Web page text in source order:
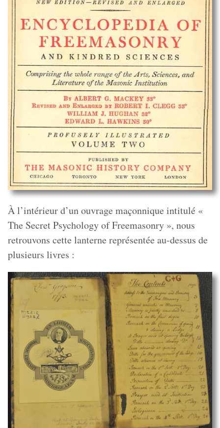
À l’intérieur d’un ouvrage maçonnique intitulé «
The Secret Psychology of Freemasonry », nous
retrouvons cette lanterne représentée au-dessus de
plusieurs livres :